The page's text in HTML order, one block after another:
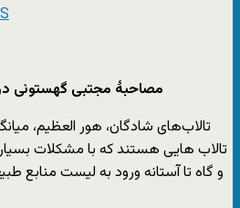
مصاحبۀ مجتبی گهستونی
تالاب‌های شادگان، هور العظیم،
تالاب هایی هستند که با مشکلات
و گاه تا آستانه ورود به لیست منابع